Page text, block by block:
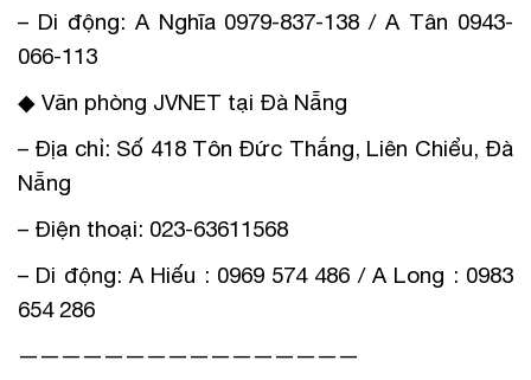
– Di động: A Nghĩa 0979-837-138 / A Tân 0943-
066-113
◆ Văn phòng JVNET tại Đà Nẵng
– Địa chỉ: Số 418 Tôn Đức Thắng, Liên Chiểu, Đà
Nẵng
– Điện thoại: 023-63611568
– Di động: A Hiếu : 0969 574 486 / A Long : 0983
654 286
————————————————